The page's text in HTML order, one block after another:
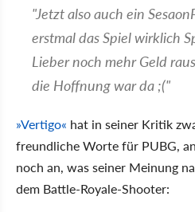
"Jetzt also auch ein
erstmal das Spiel wirklich
Lieber noch mehr Geld
die Hoffnung war da ;("
»Vertigo« hat in seiner Kritik
freundliche Worte für PUBG,
noch an, was seiner Meinung
dem Battle-Royale-Shooter: